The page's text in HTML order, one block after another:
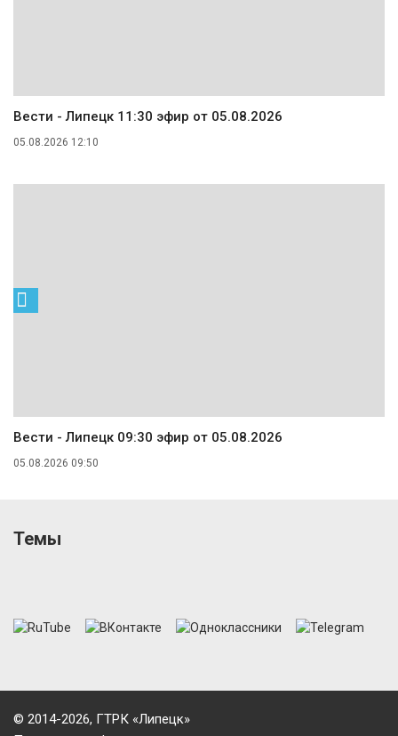
Вести - Липецк 11:30 эфир от 05.08.2026
05.08.2026 12:10
Вести - Липецк 09:30 эфир от 05.08.2026
05.08.2026 09:50
Темы
© 2014-2026, ГТРК «Липецк»